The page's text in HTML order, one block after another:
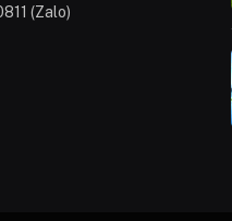
(Zalo)